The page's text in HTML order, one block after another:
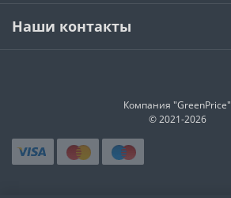
Наши контакты
Компания "GreenPrice"
© 2021-2026